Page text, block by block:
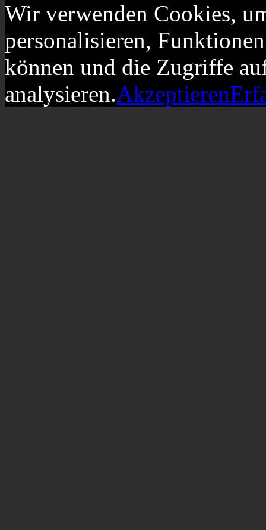
Wir verwenden Cookies,
personalisieren,
können und die Zugriffe
analysieren.Akzeptieren